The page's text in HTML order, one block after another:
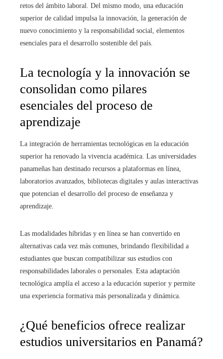
retos del ámbito laboral. Del mismo modo, una educación
superior de calidad impulsa la innovación, la generación de
nuevo conocimiento y la responsabilidad social, elementos
esenciales para el desarrollo sostenible del país.
La tecnología y la innovación se
consolidan como pilares
esenciales del proceso de
aprendizaje
La integración de herramientas tecnológicas en la educación
superior ha renovado la vivencia académica. Las universidades
panameñas han destinado recursos a plataformas en línea,
laboratorios avanzados, bibliotecas digitales y aulas interactivas
que potencian el desarrollo del proceso de enseñanza y
aprendizaje.
Las modalidades híbridas y en línea se han convertido en
alternativas cada vez más comunes, brindando flexibilidad a
estudiantes que buscan compatibilizar sus estudios con
responsabilidades laborales o personales. Esta adaptación
tecnológica amplía el acceso a la educación superior y permite
una experiencia formativa más personalizada y dinámica.
¿Qué beneficios ofrece realizar
estudios universitarios en Panamá?